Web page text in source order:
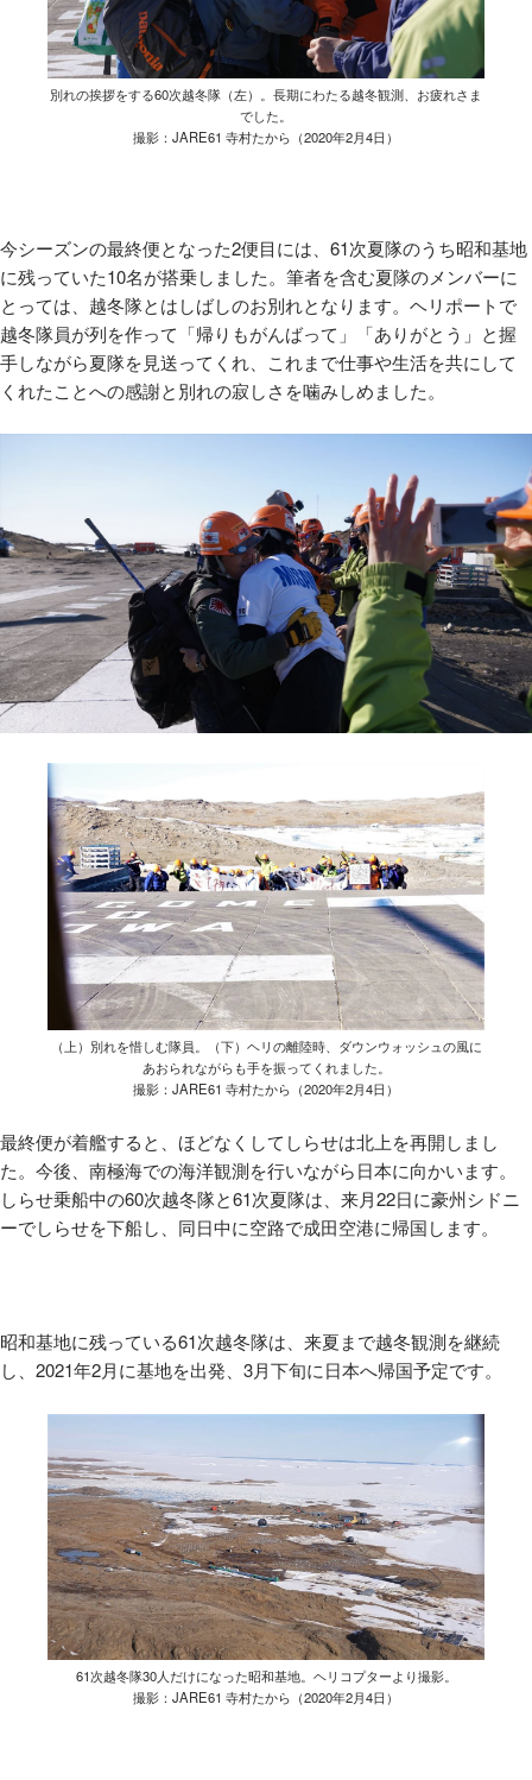
別れの挨拶をする60次越冬隊（左）。長期にわたる越冬観測、お疲れさま
でした。
撮影：JARE61 寺村たから（2020年2月4日）
今シーズンの最終便となった2便目には、 61次夏隊のうち昭和基地
に残っていた10名が搭乗しました。筆者を含む夏隊のメンバーに
とっては、越冬隊とはしばしのお別れとなります。ヘリポートで
越冬隊員が列を作って「帰りもがんばって」「ありがとう」と握
手しながら夏隊を見送ってくれ、これまで仕事や生活を共にして
くれたことへの感謝と別れの寂しさを噛みしめました。
（上）別れを惜しむ隊員。（下）ヘリの離陸時、ダウンウォッシュの風に
あおられながらも手を振ってくれました。
撮影：JARE61 寺村たから（2020年2月4日）
最終便が着艦すると、ほどなくしてしらせは北上を再開しまし
た。今後、南極海での海洋観測を行いながら日本に向かいます。
しらせ乗船中の60次越冬隊と61次夏隊は、来月22日に豪州シドニ
ーでしらせを下船し、同日中に空路で成田空港に帰国します。
昭和基地に残っている61次越冬隊は、来夏まで越冬観測を継続
し、 2021年2月に基地を出発、 3月下旬に日本へ帰国予定です。
61次越冬隊30人だけになった昭和基地。ヘリコプターより撮影。
撮影：JARE61 寺村たから（2020年2月4日）